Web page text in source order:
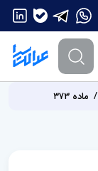
‌ماده ۳۷۳